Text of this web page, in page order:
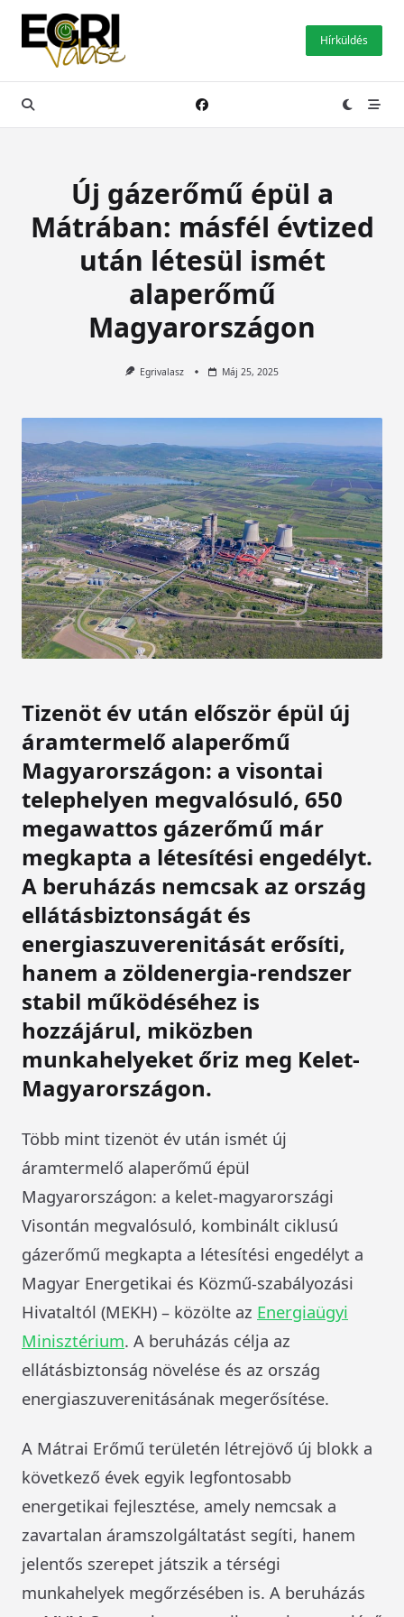
Skip
content
Hírküldés
Új gázerőmű épül a
Mátrában: másfél évtized
után létesül ismét
alaperőmű
Magyarországon
Egrivalasz Máj 25, 2025
Tizenöt év után először épül új
áramtermelő alaperőmű
Magyarországon: a visontai
telephelyen megvalósuló, 650
megawattos gázerőmű már
megkapta a létesítési engedélyt.
A beruházás nemcsak az ország
ellátásbiztonságát és
energiaszuverenitását erősíti,
hanem a zöldenergia-rendszer
stabil működéséhez is
hozzájárul, miközben
munkahelyeket őriz meg Kelet-
Magyarországon.
Több mint tizenöt év után ismét új
áramtermelő alaperőmű épül
Magyarországon: a kelet-magyarországi
Visontán megvalósuló, kombinált ciklusú
gázerőmű megkapta a létesítési engedélyt a
Magyar Energetikai és Közmű-szabályozási
Hivataltól (MEKH) – közölte az Energiaügyi
Minisztérium. A beruházás célja az
ellátásbiztonság növelése és az ország
energiaszuverenitásának megerősítése.
A Mátrai Erőmű területén létrejövő új blokk a
következő évek egyik legfontosabb
energetikai fejlesztése, amely nemcsak a
zavartalan áramszolgáltatást segíti, hanem
jelentős szerepet játszik a térségi
munkahelyek megőrzésében is. A beruházás